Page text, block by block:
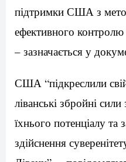
підтримки США з
ефективного контролю
– зазначається у
США “підкреслили
ліванські збройні
їхнього потенціалу та
здійснення